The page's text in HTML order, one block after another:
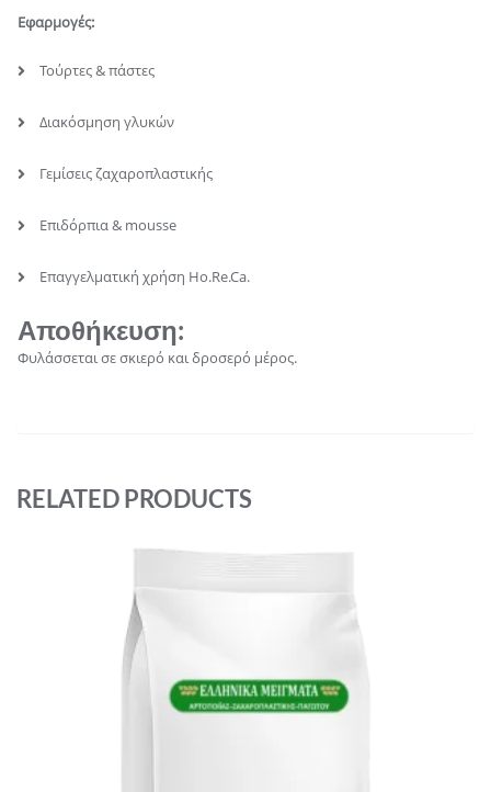
Εφαρμογές:
Τούρτες & πάστες
Διακόσμηση γλυκών
Γεμίσεις ζαχαροπλαστικής
Επιδόρπια & mousse
Επαγγελματική χρήση Ho.Re.Ca.
Αποθήκευση:
Φυλάσσεται σε σκιερό και δροσερό μέρος.
RELATED PRODUCTS